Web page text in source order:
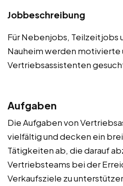
Jobbeschreibung
Für Nebenjobs, Teilzeitjobs
Nauheim werden motivierte
Vertriebsassistenten
Aufgaben
Die Aufgaben von
vielfältig und decken ein
Tätigkeiten ab, die darauf
Vertriebsteams bei der
Verkaufsziele zu